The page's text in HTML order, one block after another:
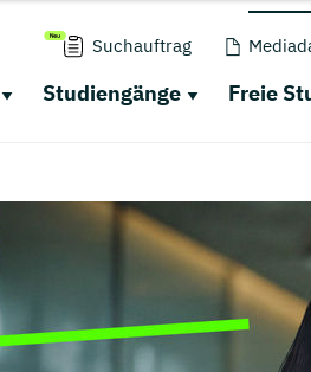
Suchauftrag
Studiengänge Freie